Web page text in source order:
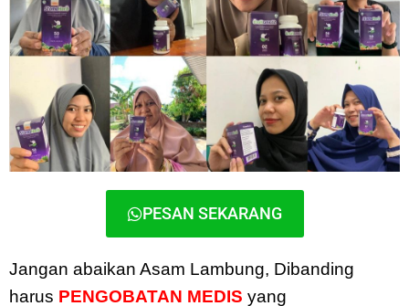
PESAN SEKARANG
Jangan abaikan Asam Lambung, Dibanding
harus PENGOBATAN MEDIS yang